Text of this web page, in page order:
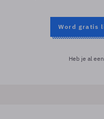
Word gratis
Heb je al